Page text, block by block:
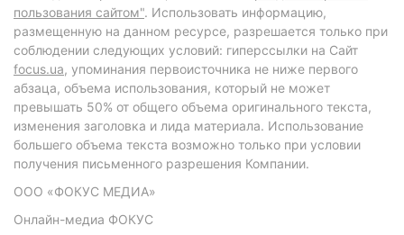
пользования сайтом". Использовать информацию,
размещенную на данном ресурсе, разрешается только при
соблюдении следующих условий: гиперссылки на Сайт
focus.ua, упоминания первоисточника не ниже первого
абзаца, объема использования, который не может
превышать 50% от общего объема оригинального текста,
изменения заголовка и лида материала. Использование
большего объема текста возможно только при условии
получения письменного разрешения Компании.
ООО «ФОКУС МЕДИА»
Онлайн-медиа ФОКУС